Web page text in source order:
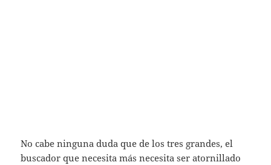
No cabe ninguna duda que de los tres grandes, el
buscador que necesita más necesita ser atornillado